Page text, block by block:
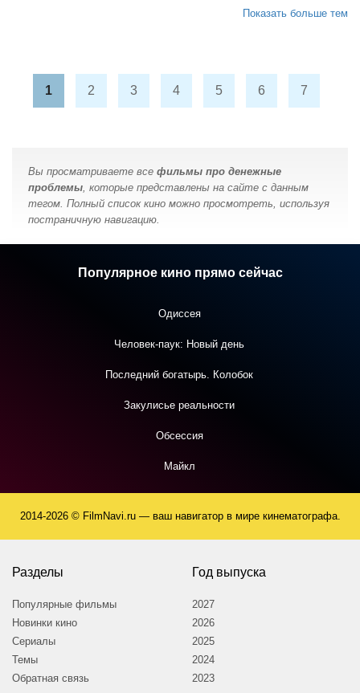
Показать больше тем
1 2 3 4 5 6 7
Вы просматриваете все фильмы про денежные
проблемы, которые представлены на сайте с данным
тегом. Полный список кино можно просмотреть, используя
постраничную навигацию.
Популярное кино прямо сейчас
Одиссея
Человек-паук: Новый день
Последний богатырь. Колобок
Закулисье реальности
Обсессия
Майкл
2014-2026 © FilmNavi.ru — ваш навигатор в мире кинематографа.
Разделы
Популярные фильмы
Новинки кино
Сериалы
Темы
Обратная связь
Год выпуска
2027
2026
2025
2024
2023